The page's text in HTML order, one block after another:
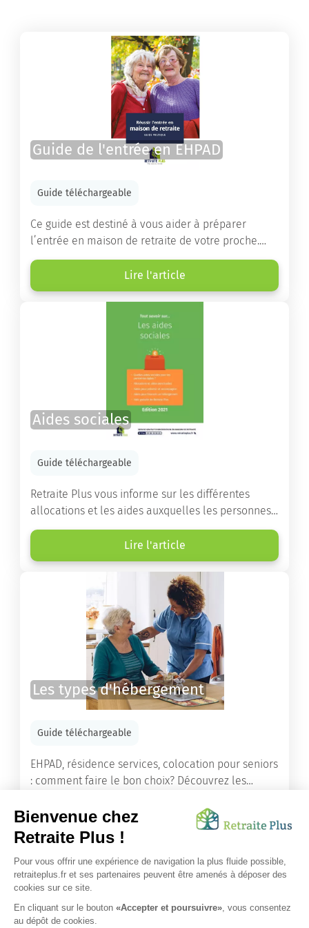
Guide de l'entrée en EHPAD
Guide téléchargeable
Ce guide est destiné à vous aider à préparer
l’entrée en maison de retraite de votre proche.
Vous y trouverez un panorama des différents types
d’établissements ainsi que des conseils pratiques
destinés à orienter les familles et à leur faciliter
Lire l'article
Aides sociales
Guide téléchargeable
Retraite Plus vous informe sur les différentes
allocations et les aides auxquelles les personnes
âgées ont droit pour financer un séjour en maison
de retraite ou un maintien à domicile.
Lire l'article
Les types d'hébergement
Guide téléchargeable
EHPAD, résidence services, colocation pour seniors
: comment faire le bon choix? Découvrez les
ainés.
Lire l'article
Vous avez besoin d’une aide de nos équipes ?
Obtenir les tarifs & disponibilités